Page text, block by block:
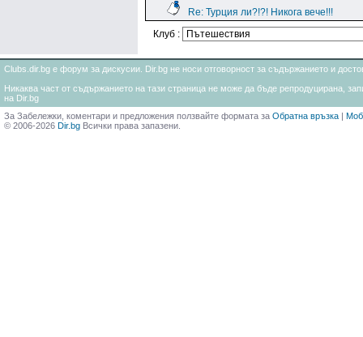
Re: Турция ли?!?! Никога вече!!!
Клуб :
Clubs.dir.bg е форум за дискусии. Dir.bg не носи отговорност за съдържанието и
Никаква част от съдържанието на тази страница не може да бъде репродуцирана,
на Dir.bg
За Забележки, коментари и предложения ползвайте формата за Обратна връзка |
© 2006-2026 Dir.bg Всички права запазени.